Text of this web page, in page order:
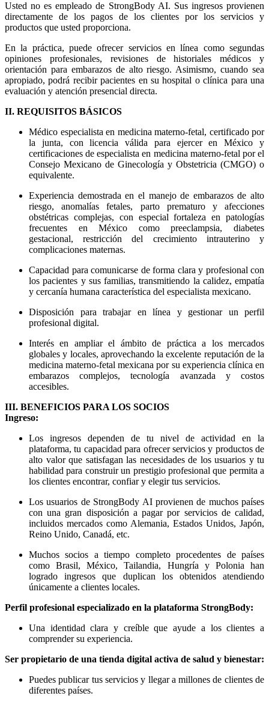
Usted no es empleado de StrongBody AI. Sus ingresos provienen
directamente de los pagos de los clientes por los servicios y
productos que usted proporciona.
En la práctica, puede ofrecer servicios en línea como segundas
opiniones profesionales, revisiones de historiales médicos y
orientación para embarazos de alto riesgo. Asimismo, cuando sea
apropiado, podrá recibir pacientes en su hospital o clínica para una
evaluación y atención presencial directa.
II. REQUISITOS BÁSICOS
Médico especialista en medicina materno-fetal, certificado por
la junta, con licencia válida para ejercer en México y
certificaciones de especialista en medicina materno-fetal por el
Consejo Mexicano de Ginecología y Obstetricia (CMGO) o
equivalente.
Experiencia demostrada en el manejo de embarazos de alto
riesgo, anomalías fetales, parto prematuro y afecciones
obstétricas complejas, con especial fortaleza en patologías
frecuentes en México como preeclampsia, diabetes
gestacional, restricción del crecimiento intrauterino y
complicaciones maternas.
Capacidad para comunicarse de forma clara y profesional con
los pacientes y sus familias, transmitiendo la calidez, empatía
y cercanía humana característica del especialista mexicano.
Disposición para trabajar en línea y gestionar un perfil
profesional digital.
Interés en ampliar el ámbito de práctica a los mercados
globales y locales, aprovechando la excelente reputación de la
medicina materno-fetal mexicana por su experiencia clínica en
embarazos complejos, tecnología avanzada y costos
accesibles.
III. BENEFICIOS PARA LOS SOCIOS
Ingreso:
Los ingresos dependen de tu nivel de actividad en la
plataforma, tu capacidad para ofrecer servicios y productos de
alto valor que satisfagan las necesidades de los usuarios y tu
habilidad para construir un prestigio profesional que permita a
los clientes encontrar, confiar y elegir tus servicios.
Los usuarios de StrongBody AI provienen de muchos países
con una gran disposición a pagar por servicios de calidad,
incluidos mercados como Alemania, Estados Unidos, Japón,
Reino Unido, Canadá, etc.
Muchos socios a tiempo completo procedentes de países
como Brasil, México, Tailandia, Hungría y Polonia han
logrado ingresos que duplican los obtenidos atendiendo
únicamente a clientes locales.
Perfil profesional especializado en la plataforma StrongBody:
Una identidad clara y creíble que ayude a los clientes a
comprender su experiencia.
Ser propietario de una tienda digital activa de salud y bienestar:
Puedes publicar tus servicios y llegar a millones de clientes de
diferentes países.